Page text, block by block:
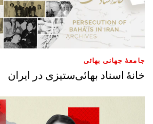
جامعۀ جهانی بهائی
خانۀ اسناد بهائی‌ستیزی در ایران